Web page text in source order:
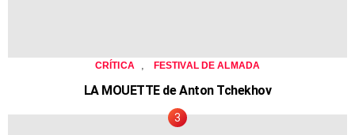
CRÍTICA FESTIVAL DE ALMADA
LA MOUETTE de Anton Tchekhov